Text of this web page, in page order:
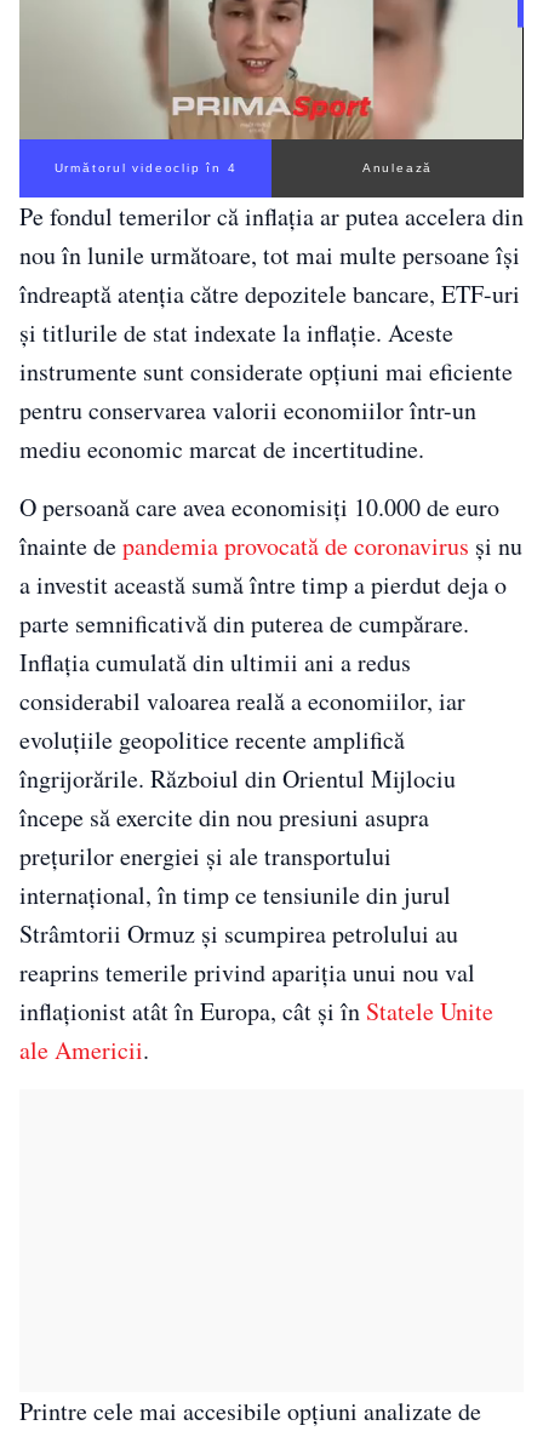
Următorul videoclip în 3 Anulează
Pe fondul temerilor că inflația ar putea accelera din
nou în lunile următoare, tot mai multe persoane își
îndreaptă atenția către depozitele bancare, ETF-uri
și titlurile de stat indexate la inflație. Aceste
instrumente sunt considerate opțiuni mai eficiente
pentru conservarea valorii economiilor într-un
mediu economic marcat de incertitudine.
O persoană care avea economisiți 10.000 de euro
înainte depandemia provocată de coronavirus și nu
a investit această sumă între timp a pierdut deja o
parte semnificativă din puterea de cumpărare.
Inflația cumulată din ultimii ani a redus
considerabil valoarea reală a economiilor, iar
evoluțiile geopolitice recente amplifică
îngrijorările. Războiul din Orientul Mijlociu
începe să exercite din nou presiuni asupra
prețurilor energiei și ale transportului
internațional, în timp ce tensiunile din jurul
Strâmtorii Ormuz și scumpirea petrolului au
reaprins temerile privind apariția unui nou val
inflaționist atât în Europa, cât și în Statele Unite
ale Americii.
Printre cele mai accesibile opțiuni analizate de